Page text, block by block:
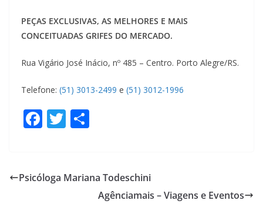
PEÇAS EXCLUSIVAS, AS MELHORES E MAIS
CONCEITUADAS GRIFES DO MERCADO.
Rua Vigário José Inácio, nº 485 – Centro. Porto Alegre/RS.
Telefone: (51) 3013-2499 e (51) 3012-1996
F
b
T
er e
Psicóloga Mariana Todeschini
Agênciamais – Viagens e Eventos